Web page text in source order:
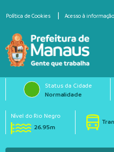
Política de Cookies Acesso à informação
Status da Cidade
Normalidade
Nível do Rio Negro
26.95m